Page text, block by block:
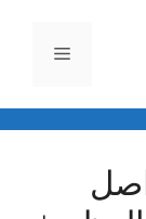
فهرست